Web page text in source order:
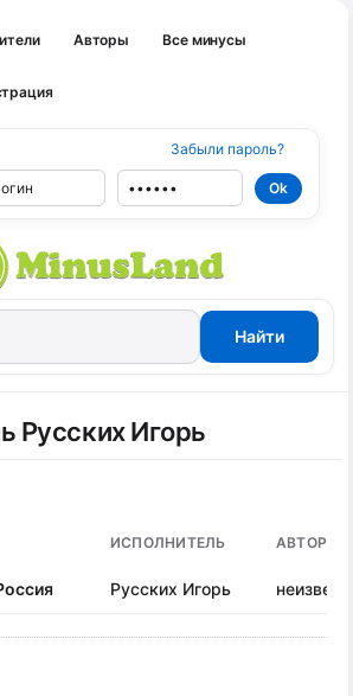
Авторы Все минусы
Забыли пароль?
Русских Игорь
ИСПОЛНИТЕЛЬ АВТОР
Русских Игорь